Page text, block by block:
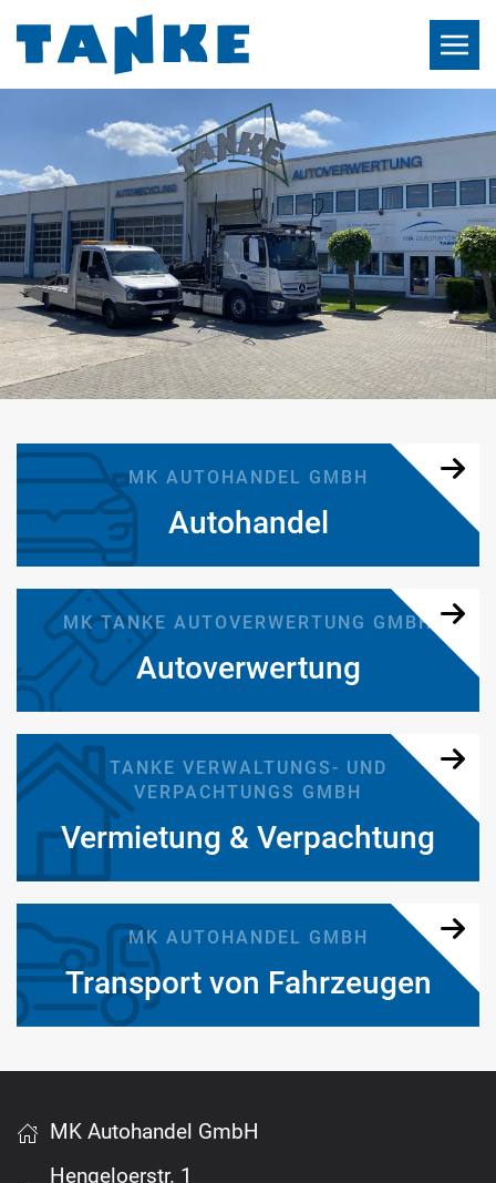
MK AUTOHANDEL GMBH
Autohandel
MK TANKE AUTOVERWERTUNG GMBH
Autoverwertung
TANKE VERWALTUNGS- UND
VERPACHTUNGS GMBH
Vermietung & Verpachtung
MK AUTOHANDEL GMBH
Transport von Fahrzeugen
MK Autohandel GmbH
Hengeloerstr. 1